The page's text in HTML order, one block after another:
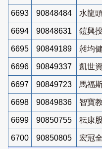
6693 90848484 水龍
6694 90848631 鎧興
6695 90849189 昶均
6696 90849337 凱世
6697 90849723 馬福
6698 90849836 智寶
6699 90850755 秐康
6700 90850805
宏冠